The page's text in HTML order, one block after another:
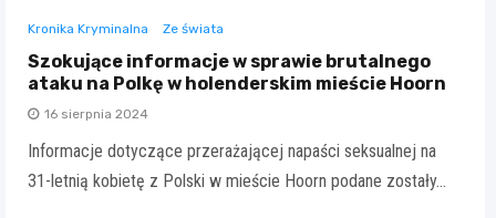
Kronika Kryminalna Ze świata
Szokujące informacje w sprawie brutalnego
ataku na Polkę w holenderskim mieście Hoorn
16 sierpnia 2024
Informacje dotyczące przerażającej napaści seksualnej na
31-letnią kobietę z Polski w mieście Hoorn podane zostały…